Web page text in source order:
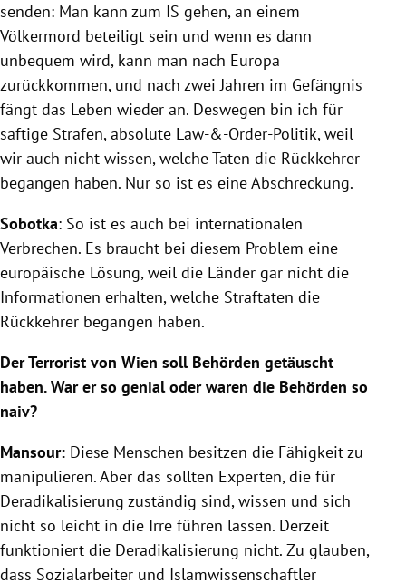
senden: Man kann zum IS gehen, an einem
Völkermord beteiligt sein und wenn es dann
unbequem wird, kann man nach Europa
zurückkommen, und nach zwei Jahren im Gefängnis
fängt das Leben wieder an. Deswegen bin ich für
saftige Strafen, absolute Law-&-Order-Politik, weil
wir auch nicht wissen, welche Taten die Rückkehrer
begangen haben. Nur so ist es eine Abschreckung.
Sobotka: So ist es auch bei internationalen
Verbrechen. Es braucht bei diesem Problem eine
europäische Lösung, weil die Länder gar nicht die
Informationen erhalten, welche Straftaten die
Rückkehrer begangen haben.
Der Terrorist von Wien soll Behörden getäuscht
haben. War er so genial oder waren die Behörden so
naiv?
Mansour: Diese Menschen besitzen die Fähigkeit zu
manipulieren. Aber das sollten Experten, die für
Deradikalisierung zuständig sind, wissen und sich
nicht so leicht in die Irre führen lassen. Derzeit
funktioniert die Deradikalisierung nicht. Zu glauben,
dass Sozialarbeiter und Islamwissenschaftler